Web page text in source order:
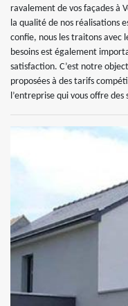
ravalement de vos façades à
la qualité de nos réalisations
confie, nous les traitons avec
besoins est également
satisfaction. C’est notre
proposées à des tarifs
l’entreprise qui vous offre